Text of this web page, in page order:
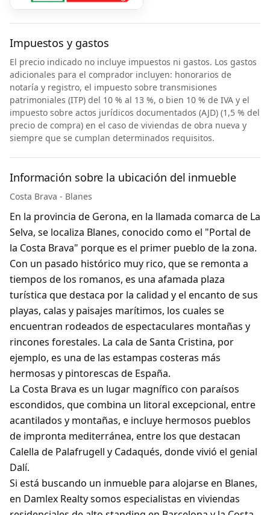
Impuestos y gastos
El precio indicado no incluye impuestos ni gastos. Los gastos
adicionales para el comprador incluyen: honorarios de
notaría y registro, el impuesto sobre transmisiones
patrimoniales (ITP) del 10 % al 13 %, o bien 10 % de IVA y el
impuesto sobre actos jurídicos documentados (AJD) (1,5 % del
precio de compra) en el caso de viviendas de obra nueva y
siempre que se cumplan determinados requisitos.
Información sobre la ubicación del inmueble
Costa Brava - Blanes
En la provincia de Gerona, en la llamada comarca de La
Selva, se localiza Blanes, conocido como el "Portal de
la Costa Brava" porque es el primer pueblo de la zona.
Con un pasado histórico muy rico, que se remonta a
tiempos de los romanos, es una afamada plaza
turística que destaca por la calidad y el encanto de sus
playas, calas y paisajes marítimos, los cuales se
encuentran rodeados de espectaculares montañas y
rincones forestales. La cala de Santa Cristina, por
ejemplo, es una de las estampas costeras más
hermosas y pintorescas de España.
La Costa Brava es un lugar magnífico con paraísos
escondidos, que combina un litoral excepcional, entre
acantilados y montañas, e incluye hermosos pueblos
de impronta mediterránea, entre los que destacan
Calella de Palafrugell y Cadaqués, donde vivió el genial
Dalí.
Si está buscando un inmueble para alojarse en Blanes,
en Damlex Realty somos especialistas en viviendas